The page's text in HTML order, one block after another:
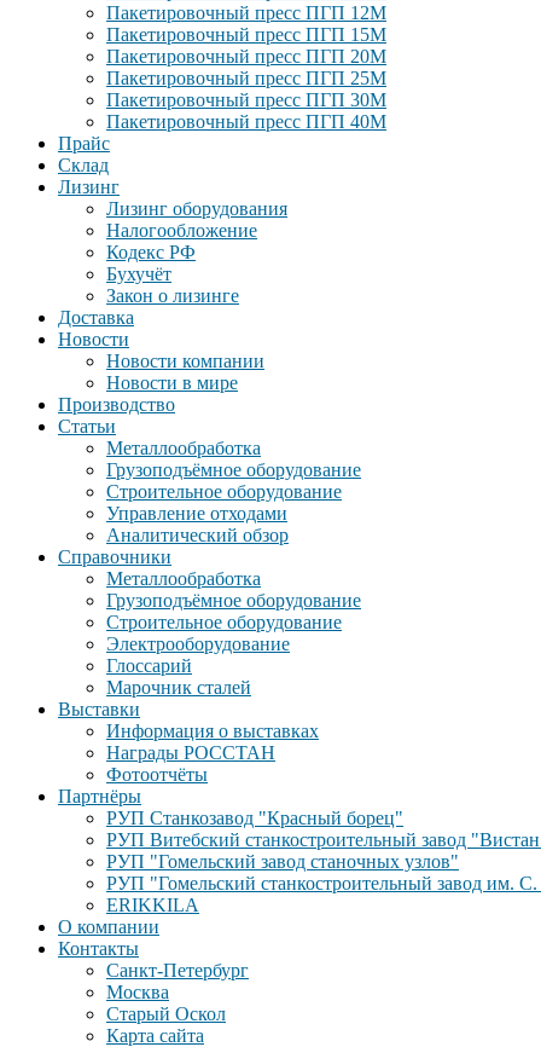
Пакетировочный пресс ПГП 12М
Пакетировочный пресс ПГП 15М
Пакетировочный пресс ПГП 20М
Пакетировочный пресс ПГП 25М
Пакетировочный пресс ПГП 30М
Пакетировочный пресс ПГП 40М
Прайс
Склад
Лизинг
Лизинг оборудования
Налогообложение
Кодекс РФ
Бухучёт
Закон о лизинге
Доставка
Новости
Новости компании
Новости в мире
Производство
Статьи
Металлообработка
Грузоподъёмное оборудование
Строительное оборудование
Управление отходами
Аналитический обзор
Справочники
Металлообработка
Грузоподъёмное оборудование
Строительное оборудование
Электрооборудование
Глоссарий
Марочник сталей
Выставки
Информация о выставках
Награды РОССТАН
Фотоотчёты
Партнёры
РУП Станкозавод "Красный борец"
РУП Витебский станкостроительный завод
РУП "Гомельский завод станочных узлов"
РУП "Гомельский станкостроительный завод им.
ERIKKILA
О компании
Контакты
Санкт-Петербург
Москва
Старый Оскол
Карта сайта